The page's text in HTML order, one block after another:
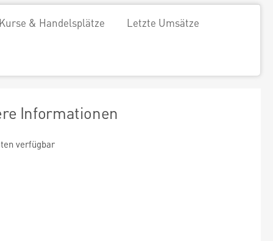
Kurse & Handelsplätze Letzte Umsätze
Informationen
verfügbar